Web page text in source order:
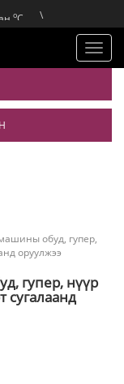
oC
C
\
обуд, гупер,
оруулжээ
гупер, нүүр
сугалаанд